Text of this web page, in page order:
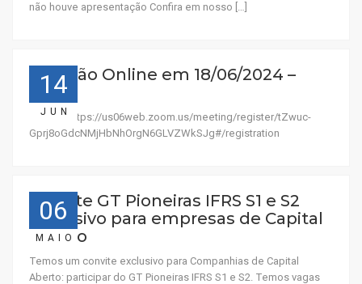
não houve apresentação Confira em nosso […]
14
JUN
Reunião Online em 18/06/2024 –
10:00
Acesse:https://us06web.zoom.us/meeting/register/tZwuc-
Gprj8oGdcNMjHbNhOrgN6GLVZWkSJg#/registration
06
MAIO
Convite GT Pioneiras IFRS S1 e S2
Exclusivo para empresas de Capital
Aberto
Temos um convite exclusivo para Companhias de Capital
Aberto: participar do GT Pioneiras IFRS S1 e S2. Temos vagas